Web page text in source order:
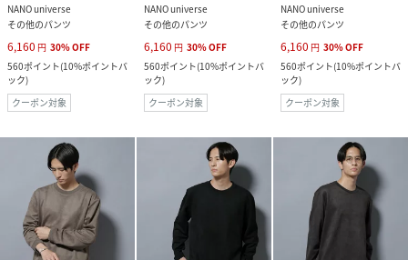
NANO universe
その他のパンツ
6,160 円 30%OFF
560ポイント(10%ポイントバ
ック)
クーポン対象
NANO universe
その他のパンツ
6,160 円 30%OFF
560ポイント(10%ポイントバ
ック)
クーポン対象
NANO universe
その他のパンツ
6,160 円 30%OFF
560ポイント(10%ポイントバ
ック)
クーポン対象